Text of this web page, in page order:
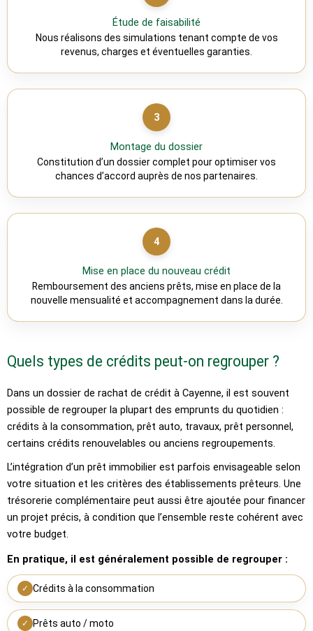
Étude de faisabilité
Nous réalisons des simulations tenant compte de vos
revenus, charges et éventuelles garanties.
3
Montage du dossier
Constitution d’un dossier complet pour optimiser vos
chances d’accord auprès de nos partenaires.
4
Mise en place du nouveau crédit
Remboursement des anciens prêts, mise en place de la
nouvelle mensualité et accompagnement dans la durée.
Quels types de crédits peut-on regrouper ?
Dans un dossier de rachat de crédit à Cayenne, il est souvent
possible de regrouper la plupart des emprunts du quotidien :
crédits à la consommation, prêt auto, travaux, prêt personnel,
certains crédits renouvelables ou anciens regroupements.
L’intégration d’un prêt immobilier est parfois envisageable selon
votre situation et les critères des établissements prêteurs. Une
trésorerie complémentaire peut aussi être ajoutée pour financer
un projet précis, à condition que l’ensemble reste cohérent avec
votre budget.
En pratique, il est généralement possible de regrouper :
✓ Crédits à la consommation
✓ Prêts auto / moto